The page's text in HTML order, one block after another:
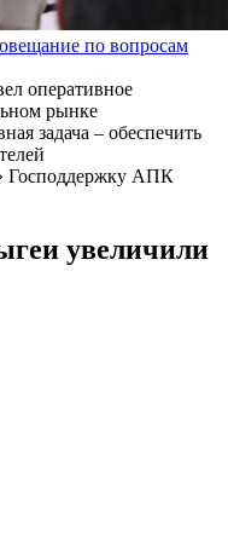
по вопросам
оперативное
рынке
задача – обеспечить
Господдержку АПК
увеличили